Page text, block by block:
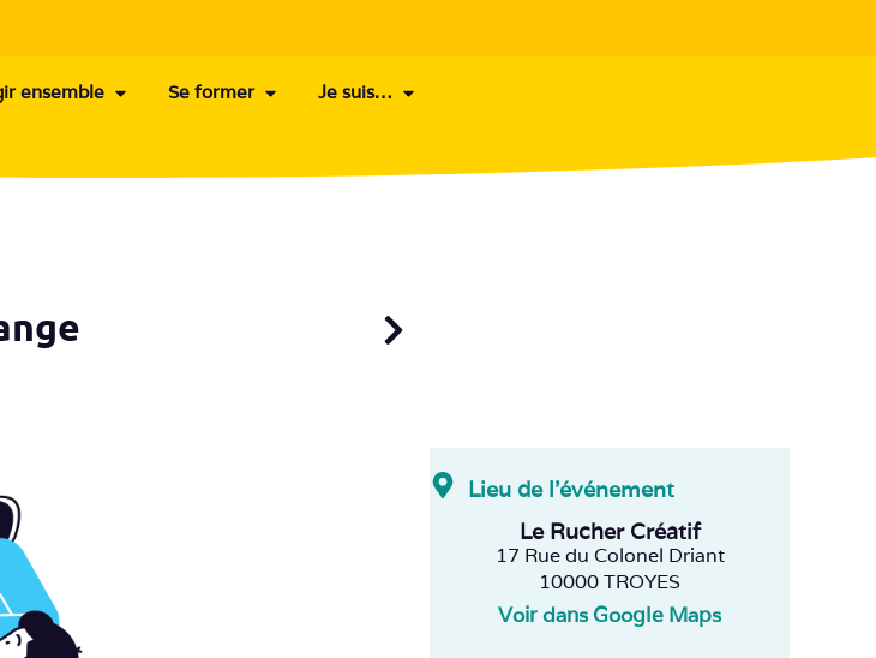
ensemble Se former Je suis…
Lieu de l'événement
Le Rucher Créatif
17 Rue du Colonel Driant
10000 TROYES
Voir dans Google Maps